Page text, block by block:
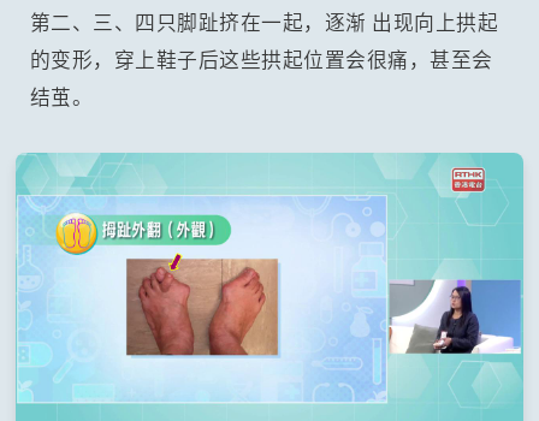
第二、三、四只脚趾挤在一起，逐渐 出现向上拱起
的变形，穿上鞋子后这些拱起位置会很痛，甚至会
结茧。